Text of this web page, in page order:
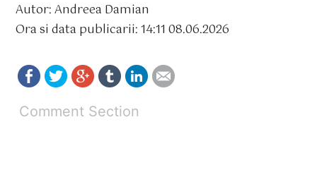
Autor: Andreea Damian
Ora si data publicarii: 14:11 08.06.2026
Comment Section